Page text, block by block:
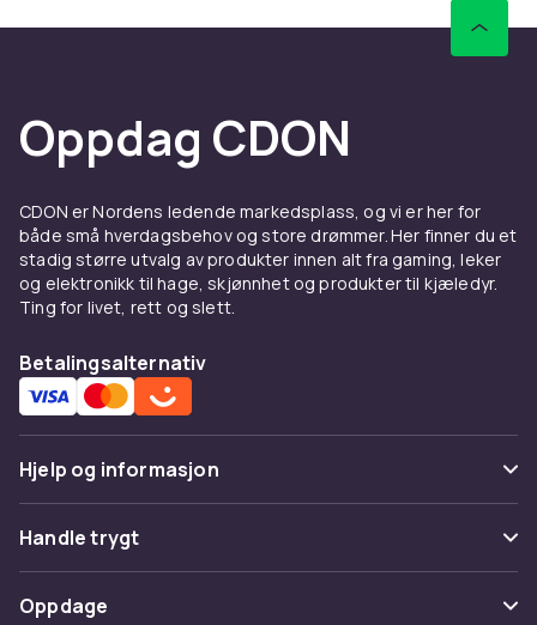
Oppdag CDON
CDON er Nordens ledende markedsplass, og vi er her for
både små hverdagsbehov og store drømmer. Her finner du et
stadig større utvalg av produkter innen alt fra gaming, leker
og elektronikk til hage, skjønnhet og produkter til kjæledyr.
Ting for livet, rett og slett.
Betalingsalternativ
Hjelp og informasjon
Vanlige spørsmål
Spor pakke
Handle trygt
Betaling
Oppdage